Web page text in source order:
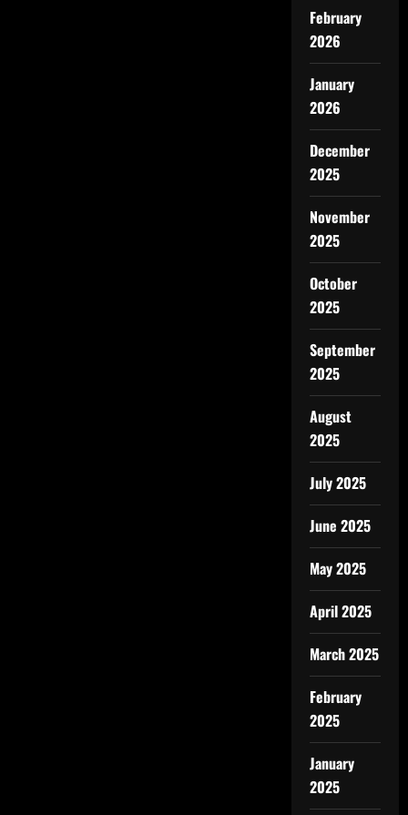
February
2026
January
2026
December
2025
November
2025
October
2025
September
2025
August
2025
July 2025
June 2025
May 2025
April 2025
March 2025
February
2025
January
2025